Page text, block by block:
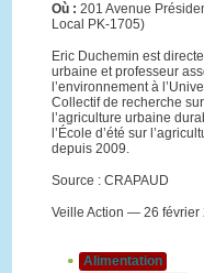
Où : 201 Avenue
Local PK-1705)
Eric Duchemin est
urbaine et professeur
l’environnement à
Collectif de recherche
l’agriculture urbaine
l’École d’été sur
depuis 2009.
Source : CRAPAUD
Veille Action — 26 février
Alimentation